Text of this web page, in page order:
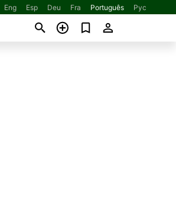
Eng Esp Deu Fra Português Рус